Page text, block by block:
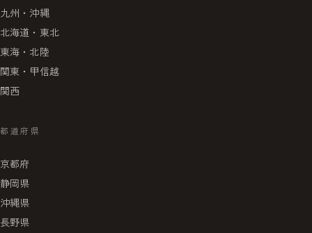
九州・沖縄
北海道・東北
東海・北陸
関東・甲信越
関西
都道府県
京都府
静岡県
沖縄県
長野県